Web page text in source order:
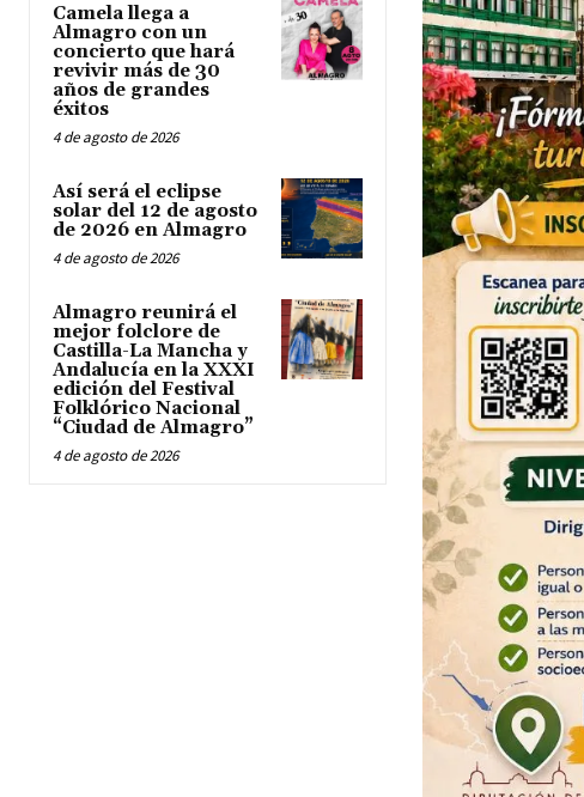
Camela llega a
Almagro con un
concierto que hará
revivir más de 30
años de grandes
éxitos
4 de agosto de 2026
Así será el eclipse
solar del 12 de agosto
de 2026 en Almagro
4 de agosto de 2026
Almagro reunirá el
mejor folclore de
Castilla-La Mancha y
Andalucía en la XXXI
edición del Festival
Folklórico Nacional
“Ciudad de Almagro”
4 de agosto de 2026